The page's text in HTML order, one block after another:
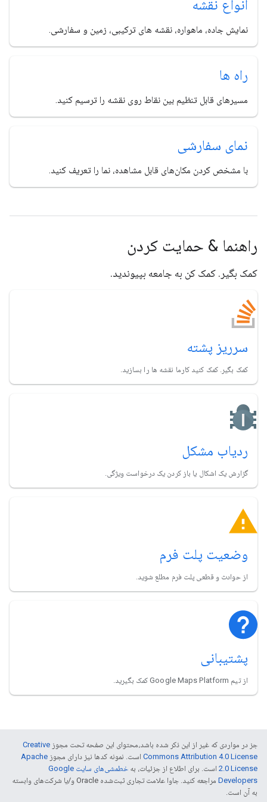
انواع نقشه
نمایش جاده، ماهواره، نقشه های ترکیبی، زمین و سفارشی.
راه ها
مسیرهای قابل تنظیم بین نقاط روی نقشه را ترسیم کنید.
نمای سفارشی
با مشخص کردن مکان‌های قابل مشاهده، نما را تعریف کنید.
راهنما & حمایت کردن
کمک بگیر. کمک کن به جامعه بپیوندید.
سرریز پشته
کمک بگیر. کمک کنید کارما نقشه ها را بسازید.
ردیاب مشکل
گزارش یک اشکال یا باز کردن یک درخواست ویژگی.
وضعیت پلت فرم
از حوادث و قطعی پلت فرم مطلع شوید.
پشتیبانی
از تیم Google Maps Platform کمک بگیرید.
جز در مواردی که غیر از این ذکر شده باشد،‌محتوای این صفحه تحت مجوز Creative
Commons Attribution 4.0 License است. نمونه کدها نیز دارای مجوز Apache
2.0 License است. برای اطلاع از جزئیات، به
خطمشی‌های سایت Google
Developers‏
مراجعه کنید. جاوا علامت تجاری ثبت‌شده Oracle و/یا شرکت‌های وابسته
به آن است.